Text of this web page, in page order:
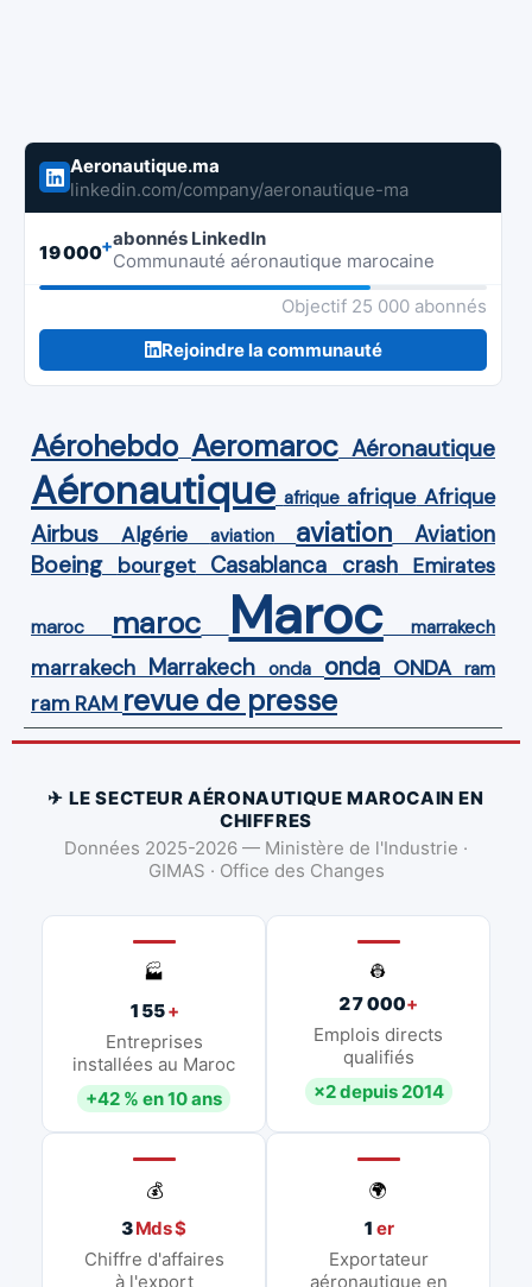
Aeronautique.ma
linkedin.com/company/aeronautique-ma
19 000+abonnés LinkedIn
Communauté aéronautique marocaine
Objectif 25 000 abonnés
Rejoindre la communauté
Aérohebdo Aeromaroc Aéronautique
Aéronautique afrique afrique Afrique
Airbus Algérie aviation aviation Aviation
Boeing bourget Casablanca crash Emirates
maroc maroc Maroc marrakech
marrakech Marrakech onda onda ONDA ram
ram RAM revue de presse
✈ LE SECTEUR AÉRONAUTIQUE MAROCAIN EN
CHIFFRES
Données 2025-2026 — Ministère de l'Industrie ·
GIMAS · Office des Changes
🏭
155+
Entreprises
installées au Maroc
+42 % en 10 ans
👷
27 000+
Emplois directs
qualifiés
×2 depuis 2014
💰
3Mds $
Chiffre d'affaires
à l'export
🌍
1 er
Exportateur
aéronautique en